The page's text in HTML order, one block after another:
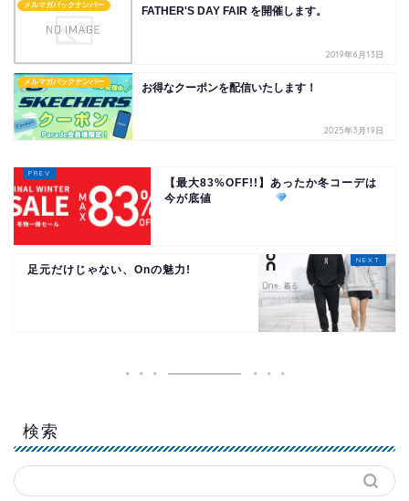
メルマガバックナンバー FATHER'S DAY FAIR を開催します。
2019年6月13日
メルマガバックナンバー お得なクーポンを配信いたします！
2025年3月19日
【最大83%OFF!!】あったか冬コーデは
今が底値
足元だけじゃない、Onの魅力!
検索